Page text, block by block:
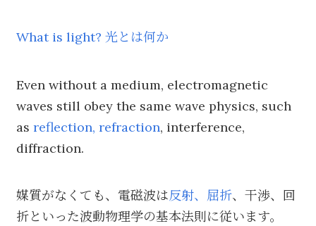
What is light? 光とは何か
Even without a medium, electromagnetic
waves still obey the same wave physics, such
as reflection, refraction, interference,
diffraction.
媒質がなくても、電磁波は反射、屈折、干渉、回
折といった波動物理学の基本法則に従います。